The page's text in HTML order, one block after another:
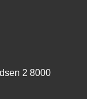
2 8000